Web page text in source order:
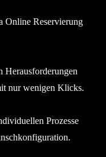
Online Reservierung
Herausforderungen
nur wenigen Klicks.
Prozesse